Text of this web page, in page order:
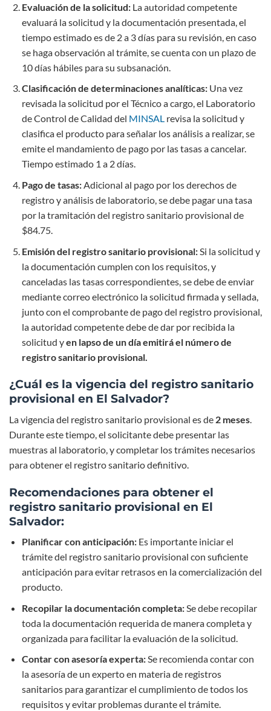
Evaluación de la solicitud:La autoridad competente
evaluará la solicitud y la documentación presentada, el
tiempo estimado es de 2 a 3 días para su revisión, en caso
se haga observación al trámite, se cuenta con un plazo de
10 días hábiles para su subsanación.
Clasificación de determinaciones analíticas:Una vez
revisada la solicitud por el Técnico a cargo, el Laboratorio
de Control de Calidad del MINSALrevisa la solicitud y
clasifica el producto para señalar los análisis a realizar, se
emite el mandamiento de pago por las tasas a cancelar.
Tiempo estimado 1 a 2 días.
Pago de tasas:Adicional al pago por los derechos de
registro y análisis de laboratorio, se debe pagar una tasa
por la tramitación del registro sanitario provisional de
$84.75.
Emisión del registro sanitario provisional:Si la solicitud y
la documentación cumplen con los requisitos, y
canceladas las tasas correspondientes, se debe de enviar
mediante correo electrónico la solicitud firmada y sellada,
junto con el comprobante de pago del registro provisional,
la autoridad competente debe de dar por recibida la
solicitud yen lapso de un día emitirá el número de
registro sanitario provisional.
¿Cuál es la vigencia del registro sanitario
provisional en El Salvador?
La vigencia del registro sanitario provisional es de 2 meses.
Durante este tiempo, el solicitante debe presentar las
muestras al laboratorio, y completar los trámites necesarios
para obtener el registro sanitario definitivo.
Recomendaciones para obtener el
registro sanitario provisional en El
Salvador:
Planificar con anticipación:Es importante iniciar el
trámite del registro sanitario provisional con suficiente
anticipación para evitar retrasos en la comercialización del
producto.
Recopilar la documentación completa:Se debe recopilar
toda la documentación requerida de manera completa y
organizada para facilitar la evaluación de la solicitud.
Contar con asesoría experta:Se recomienda contar con
la asesoría de un experto en materia de registros
sanitarios para garantizar el cumplimiento de todos los
requisitos y evitar problemas durante el trámite.